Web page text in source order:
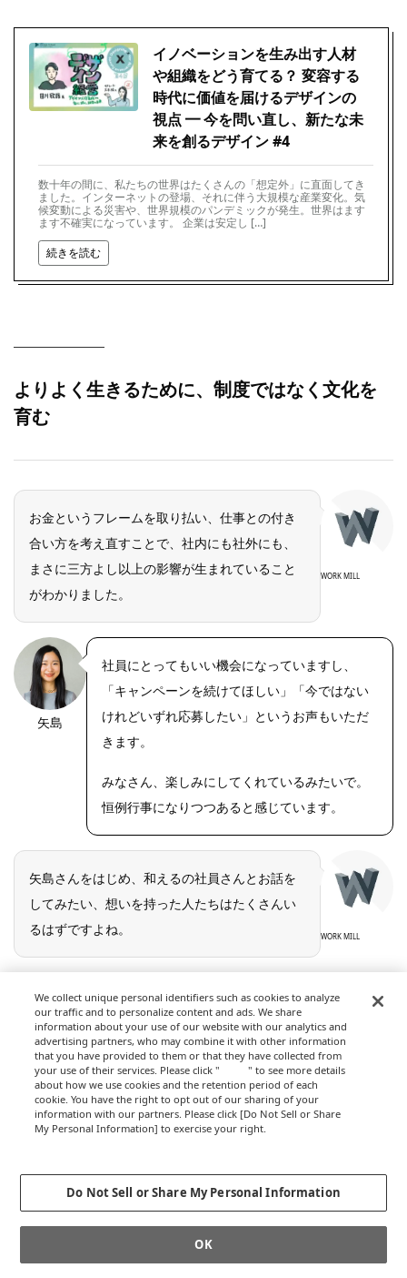
イノベーションを生み出す人材
や組織をどう育てる？ 変容する
時代に価値を届けるデザインの
視点 ━ 今を問い直し、新たな未
来を創るデザイン #4
数十年の間に、私たちの世界はたくさんの「想定外」に直面してき
ました。インターネットの登場、それに伴う大規模な産業変化。気
候変動による災害や、世界規模のパンデミックが発生。世界はます
ます不確実になっています。 企業は安定し […]
続きを読む
よりよく生きるために、制度ではなく文化を
育む
お金というフレームを取り払い、仕事との付き
合い方を考え直すことで、社内にも社外にも、
まさに三方よし以上の影響が生まれていること
がわかりました。
WORK MILL
矢島
社員にとってもいい機会になっていますし、
「キャンペーンを続けてほしい」「今ではない
けれどいずれ応募したい」というお声もいただ
きます。
みなさん、楽しみにしてくれているみたいで。
恒例行事になりつつあると感じています。
矢島さんをはじめ、和えるの社員さんとお話を
してみたい、想いを持った人たちはたくさんい
るはずですよね。
WORK MILL
矢島
今度、キャンペーンに応募してくださった音楽
教育団体で講演をするのです。
まさか自分がピアノの先生とつながることがあ
るとは思いませんでしたが、よく聞けば先生達
も地域を相手にする仕事。だからこそ、地域と
能性も見出してもらっているように感じます。
We collect unique personal identifiers such as cookies to analyze
our traffic and to personalize content and ads. We share
information about your use of our website with our analytics and
advertising partners, who may combine it with other information
that you have provided to them or that they have collected from
your use of their services. Please click "
here" to see more details
about how we use cookies and the retention period of each
cookie. You have the right to opt out of our sharing of your
information with our partners. Please click [Do Not Sell or Share
My Personal Information] to exercise your right.
Do Not Sell or Share My Personal Information
OK